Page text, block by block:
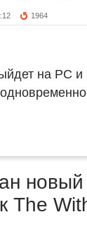
1964
на PC и
одновременно
The